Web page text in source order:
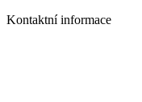
Kontaktní informace